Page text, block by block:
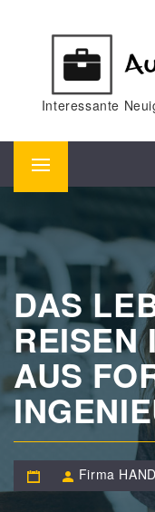
Interessante
Primary
Menu
DAS
REISEN
AUS
Firma